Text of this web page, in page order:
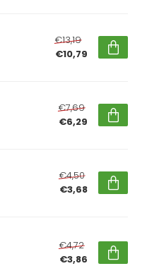
€13,19
€10,79
€7,69
€6,29
€4,50
€3,68
€4,72
€3,86